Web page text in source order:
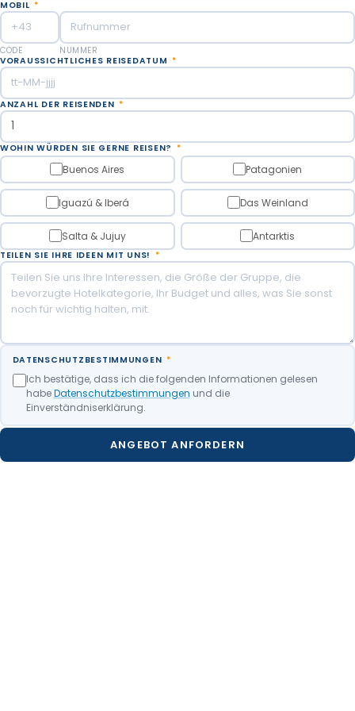
MOBIL *
CODE
NUMMER
VORAUSSICHTLICHES REISEDATUM *
ANZAHL DER REISENDEN *
WOHIN WÜRDEN SIE GERNE REISEN? *
Buenos Aires Patagonien
Iguazú & Iberá Das Weinland
Salta & Jujuy Antarktis
TEILEN SIE IHRE IDEEN MIT UNS! *
DATENSCHUTZBESTIMMUNGEN *
Ich bestätige, dass ich die folgenden Informationen gelesen
habeDatenschutzbestimmungen und die
Einverständniserklärung.
ANGEBOT ANFORDERN